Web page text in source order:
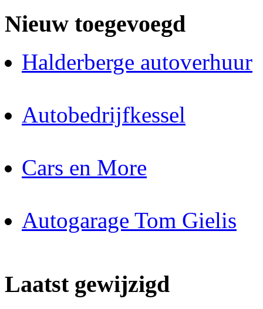
Nieuw toegevoegd
Halderberge autoverhuur
Autobedrijfkessel
Cars en More
Autogarage Tom Gielis
Laatst gewijzigd